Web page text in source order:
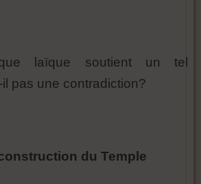
laïque soutient un tel
pas une contradiction?
du Temple